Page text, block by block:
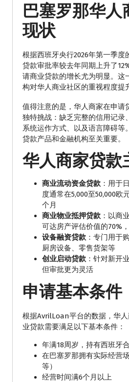
巴塞罗那华人
现状
根据西班牙央行2026年第一季度
贷款审批率较去年同期上升了
请商业贷款的增长尤为明显。这
构对华人商业社区的重视程度提
值得注意的是，华人商家在申请
独特挑战：缺乏完整的信用记录
系统运作方式、以及语言障碍等
贷款产品和金融机构至关重要。
华人商家贷款
商业流动资金贷款 ：用于
度通常在5,000至50,000欧
个月
商业物业抵押贷款 ：以商
可达房产评估价值的70%
设备融资贷款 ：专门用于
厨房设备、零售货架等
创业启动贷款 ：针对新开
但审批更为灵活
申请基本条件
根据AvrilLoan平台的数据，华
业贷款需要满足以下基本条件：
年满18周岁，持有西班牙
在巴塞罗那拥有实际经营
等）
经营时间满6个月以上